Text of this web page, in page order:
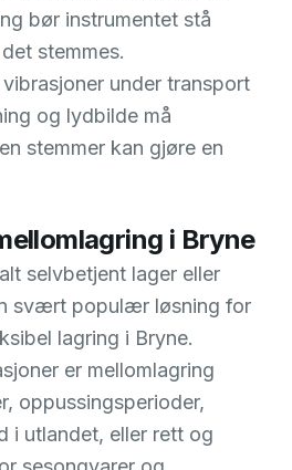
bør instrumentet stå
stemmes.
under transport
og lydbilde må
stemmer kan gjøre en
i Bryne
selvbetjent lager eller
svært populær løsning for
lagring i Bryne.
er mellomlagring
oppussingsperioder,
i utlandet, eller rett og